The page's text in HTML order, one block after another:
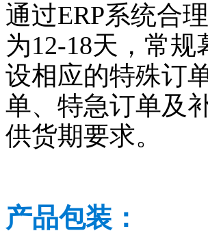
通过ERP系统合
为12-18天，常
设相应的特殊订
单、特急订单及
供货期要求。
产品包装：